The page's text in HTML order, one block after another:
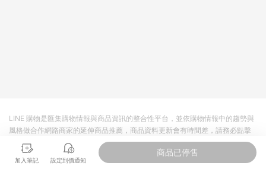
加入筆記 設定到價通知
商品已停售
LINE 購物是匯集購物情報與商品資訊的整合性平台，並依購物情報中的趨勢與
風格做合作網路商家的延伸商品推薦，商品資料更新會有時間差，請務必點擊
商品至各合作網路商家，確認現售價與購物條件，一切資訊以合作廠商網頁為
準。